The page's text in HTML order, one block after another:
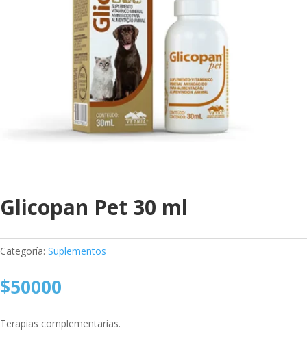
Glicopan Pet 30 ml
Categoría: Suplementos
$50000
Terapias complementarias.